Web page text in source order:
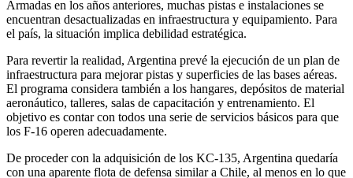
Armadas en los años anteriores, muchas pistas e instalaciones se
encuentran desactualizadas en infraestructura y equipamiento. Para
el país, la situación implica debilidad estratégica.
Para revertir la realidad, Argentina prevé la ejecución de un plan de
infraestructura para mejorar pistas y superficies de las bases aéreas.
El programa considera también a los hangares, depósitos de material
aeronáutico, talleres, salas de capacitación y entrenamiento. El
objetivo es contar con todos una serie de servicios básicos para que
los F-16 operen adecuadamente.
De proceder con la adquisición de los KC-135, Argentina quedaría
con una aparente flota de defensa similar a Chile, al menos en lo que